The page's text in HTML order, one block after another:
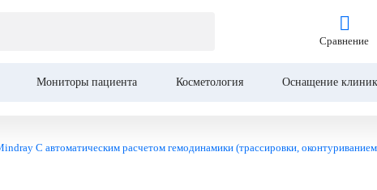
Сравнение
Мониторы пациента Косметология Оснащение клиник
С автоматическим расчетом гемодинамики (трассировки,